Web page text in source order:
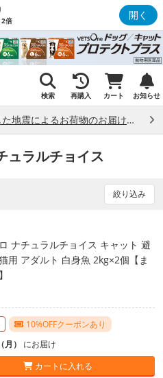
2倍 開く
検索 再購入 カート お知らせ
熊本県熊本地方で発生した地震によるお荷物のお届け状況について （7/28）
ュラルチョイス
絞り込み
ナチュラルチョイス キャット 避
用 アダルト 白身魚 2kg×2個【ま
10%OFFクーポンあり
） にお届け
カートに入れる